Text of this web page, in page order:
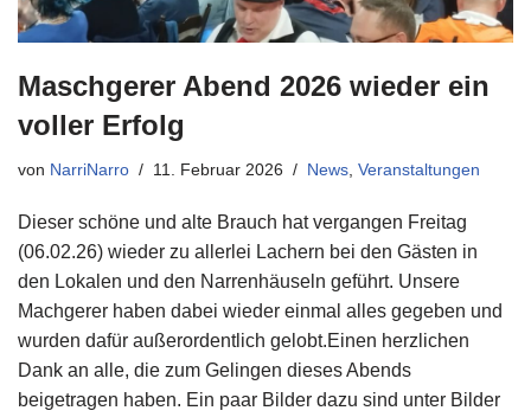
Maschgerer Abend 2026 wieder ein
voller Erfolg
von NarriNarro 11. Februar 2026 News Veranstaltungen
Dieser schöne und alte Brauch hat vergangen Freitag
(06.02.26) wieder zu allerlei Lachern bei den Gästen in
den Lokalen und den Narrenhäuseln geführt. Unsere
Machgerer haben dabei wieder einmal alles gegeben und
wurden dafür außerordentlich gelobt.Einen herzlichen
Dank an alle, die zum Gelingen dieses Abends
beigetragen haben. Ein paar Bilder dazu sind unter Bilder